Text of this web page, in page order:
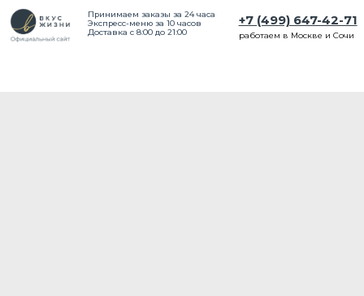
+7 (499) 647-42-71
работаем в Москве и Сочи
Принимаем заказы за 24 часа
Экспресс-меню за 10 часов
Доставка с 8:00 до 21:00